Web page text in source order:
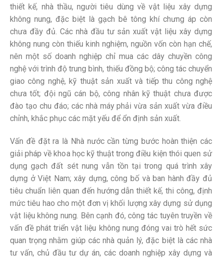
thiết kế, nhà thầu, người tiêu dùng về vật liệu xây dựng
không nung, đặc biệt là gạch bê tông khí chưng áp còn
chưa đầy đủ. Các nhà đầu tư sản xuất vật liệu xây dựng
không nung còn thiếu kinh nghiệm, nguồn vốn còn hạn chế,
nên một số doanh nghiệp chỉ mua các dây chuyền công
nghệ với trình độ trung bình, thiếu đồng bộ; công tác chuyển
giao công nghệ, kỹ thuật sản xuất và tiếp thu công nghệ
chưa tốt; đội ngũ cán bộ, công nhân kỹ thuật chưa được
đào tạo chu đáo; các nhà máy phải vừa sản xuất vừa điều
chỉnh, khắc phục các mặt yếu để ổn định sản xuất.
Vấn đề đặt ra là Nhà nước cần từng bước hoàn thiện các
giải pháp về khoa học kỹ thuật trong điều kiện thói quen sử
dụng gạch đất sét nung vẫn tồn tại trong quá trình xây
dựng ở Việt Nam; xây dựng, công bố và ban hành đầy đủ
tiêu chuẩn liên quan đến hướng dẫn thiết kế, thi công, định
mức tiêu hao cho một đơn vị khối lượng xây dựng sử dụng
vật liệu không nung. Bên cạnh đó, công tác tuyên truyền về
vấn đề phát triển vật liệu không nung đóng vai trò hết sức
quan trọng nhằm giúp các nhà quản lý, đặc biệt là các nhà
tư vấn, chủ đầu tư dự án, các doanh nghiệp xây dựng và